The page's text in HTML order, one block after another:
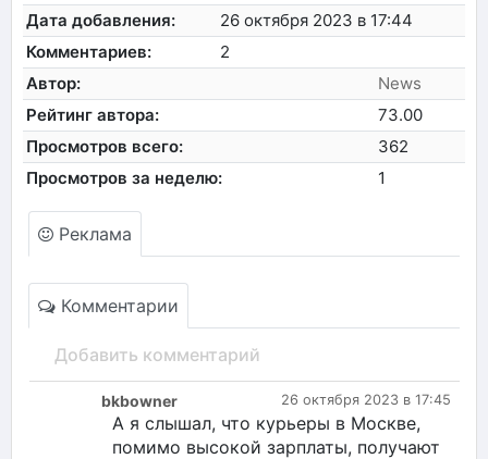
Дата добавления:
26 октября 2023 в 17:44
Комментариев:
2
Автор:
News
Рейтинг автора:
73.00
Просмотров всего:
362
Просмотров за неделю:
1
Реклама
Комментарии
Добавить комментарий
26 октября 2023 в 17:45
bkbowner
А я слышал, что курьеры в Москве,
помимо высокой зарплаты, получают